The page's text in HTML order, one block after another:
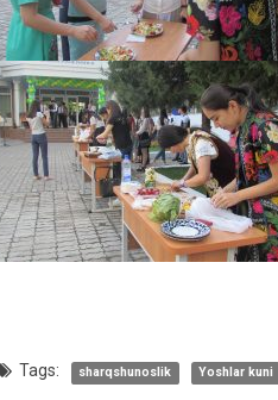
Tags: sharqshunoslik Yoshlar kuni